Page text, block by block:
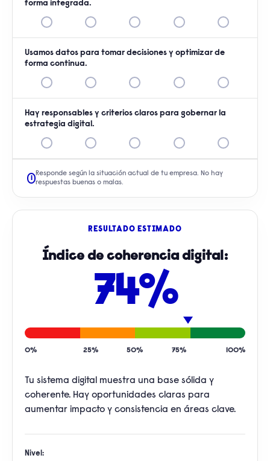
forma integrada.
Usamos datos para tomar decisiones y optimizar de
forma continua.
Hay responsables y criterios claros para gobernar la
estrategia digital.
i
Responde según la situación actual de tu empresa. No hay
respuestas buenas o malas.
RESULTADO ESTIMADO
Índice de coherencia digital:
74%
0% 25% 50% 75% 100%
Tu sistema digital muestra una base sólida y
coherente. Hay oportunidades claras para
aumentar impacto y consistencia en áreas clave.
Nivel: